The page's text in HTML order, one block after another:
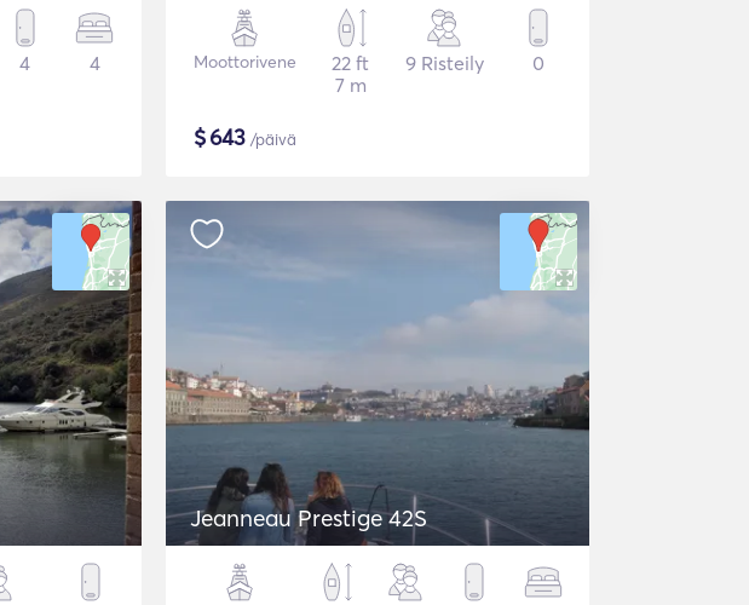
4 4 Moottorivene
22 ft
7 m
9 Risteily 0
$643 /päivä
Jeanneau Prestige 42S